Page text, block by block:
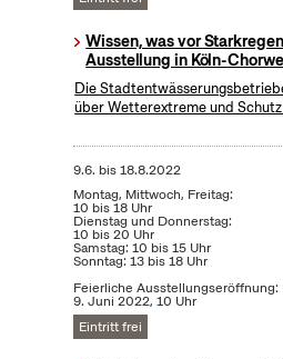
Wissen, was vor
Ausstellung in Köln-
Die
über Wetterextreme und
9.6. bis18.8.2022
Montag, Mittwoch, Freitag:
10 bis 18 Uhr
Dienstag und Donnerstag:
10 bis 20 Uhr
Samstag: 10 bis 15 Uhr
Sonntag: 13 bis 18 Uhr
Feierliche Ausstellungseröffnung:
9. Juni 2022, 10 Uhr
Eintritt frei